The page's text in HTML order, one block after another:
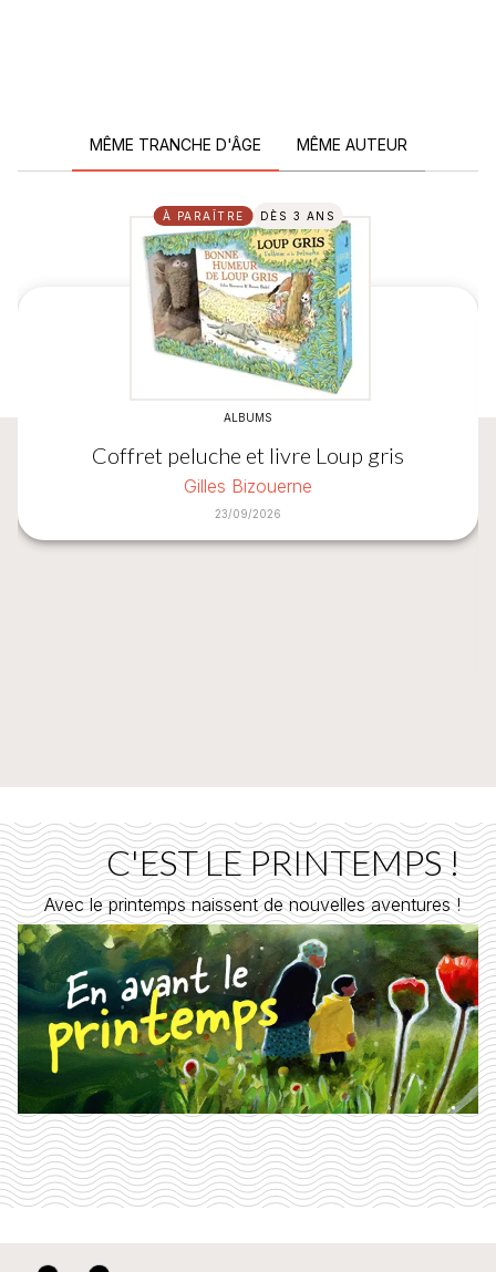
MÊME TRANCHE D'ÂGE MÊME AUTEUR
À PARAÎTRE DÈS 3 ANS
ALBUMS
Coffret peluche et livre Loup gris
Gilles Bizouerne
23/09/2026
C'EST LE PRINTEMPS !
Avec le printemps naissent de nouvelles aventures !